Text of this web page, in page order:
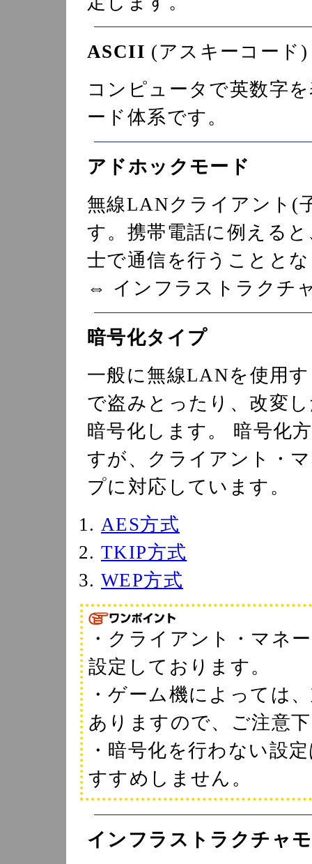
ASCII (アスキーコード)
コンピュータで英数字
ード体系です。
アドホックモード
無線LANクライアント(
す。携帯電話に例える
士で通信を行うことと
⇔ インフラストラクチ
暗号化タイプ
一般に無線LANを使用
で盗みとったり、改変
暗号化します。 暗号化
すが、クライアント・
プに対応しています。
AES方式
TKIP方式
WEP方式
・クライアント・マネ
設定しております。
・ゲーム機によっては
ありますので、ご注意
・暗号化を行わない設
すすめしません。
インフラストラクチャ